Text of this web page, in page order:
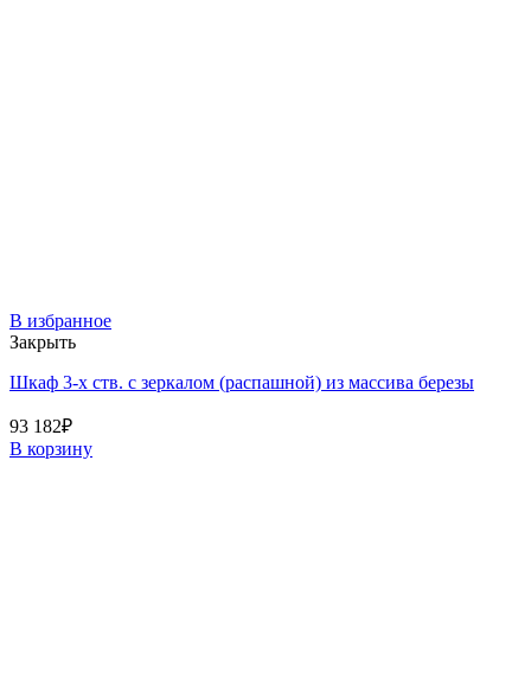
В избранное
Закрыть
Шкаф 3-х ств. с зеркалом (распашной) из массива березы
93 182₽
В корзину